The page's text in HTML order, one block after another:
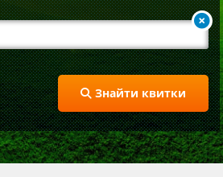
Знайти квитки